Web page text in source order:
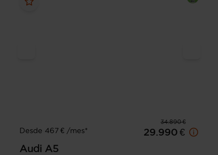
34.890 €
Desde 467 € /mes*
29.990 €
Audi A5